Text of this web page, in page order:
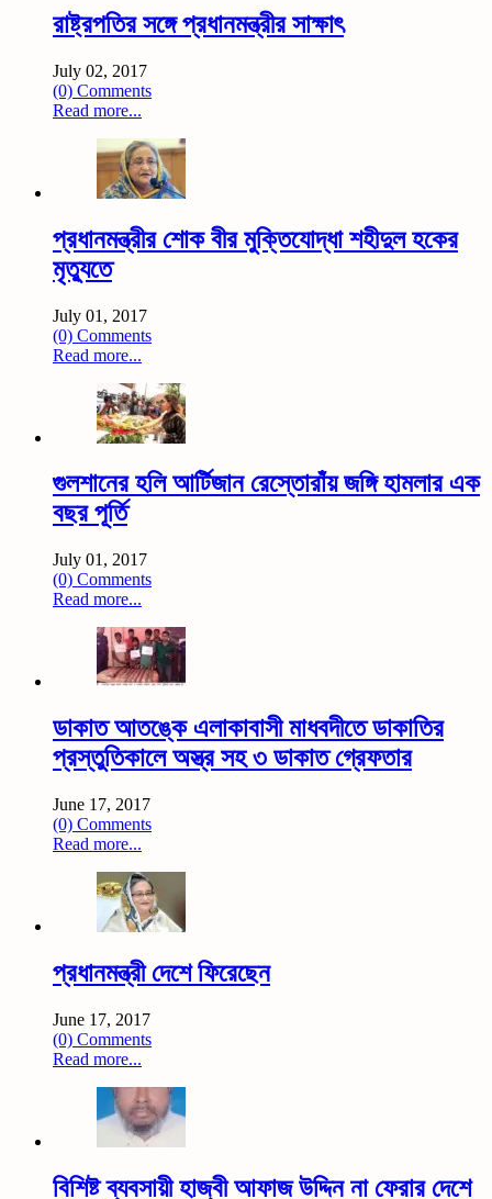
রাষ্ট্রপতির সঙ্গে প্রধানমন্ত্রীর সাক্ষাৎ
July 02, 2017
(0) Comments
Read more...
প্রধানমন্ত্রীর শোক বীর মুক্তিযোদ্ধা শহীদুল হকের
মৃত্যুতে
July 01, 2017
(0) Comments
Read more...
গুলশানের হলি আর্টিজান রেস্তোরাঁয় জঙ্গি হামলার এক
বছর পূর্তি
July 01, 2017
(0) Comments
Read more...
ডাকাত আতঙ্কে এলাকাবাসী মাধবদীতে ডাকাতির
প্রস্তুতিকালে অস্ত্র সহ ৩ ডাকাত গ্রেফতার
June 17, 2017
(0) Comments
Read more...
প্রধানমন্ত্রী দেশে ফিরেছেন
June 17, 2017
(0) Comments
Read more...
বিশিষ্ট ব্যবসায়ী হাজ্বী আফাজ উদ্দিন না ফেরার দেশে